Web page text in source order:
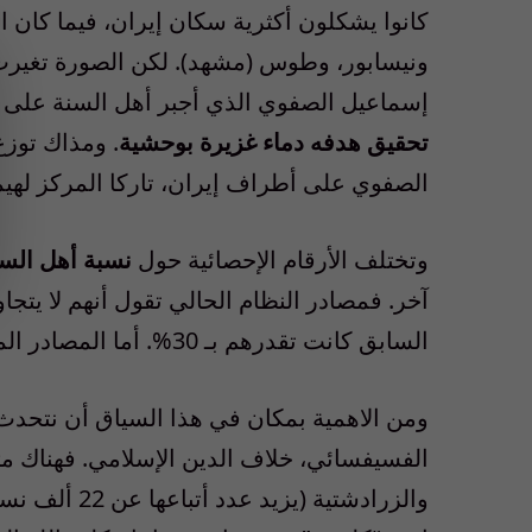
كانوا يشكلون أكثرية سكان إيران، فيما
إسماعيل الصفوي الذي أجبر أهل السنة على
تحقيق هدفه دماء غزيرة بوحشية. ومذاك
الصفوي على أطراف إيران، تاركا المركز
وتختلف الأرقام الإحصائية حول نسبة أهل
السابق كانت تقدرهم بـ 30%. أما المصادر المستقلة فتقول أن نسبتهم تتجاوز الـعشرين بالمائة.
ومن الاهمية بمكان في هذا السياق أن